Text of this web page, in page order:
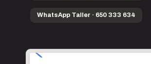
WhatsApp Taller · 650 333 634